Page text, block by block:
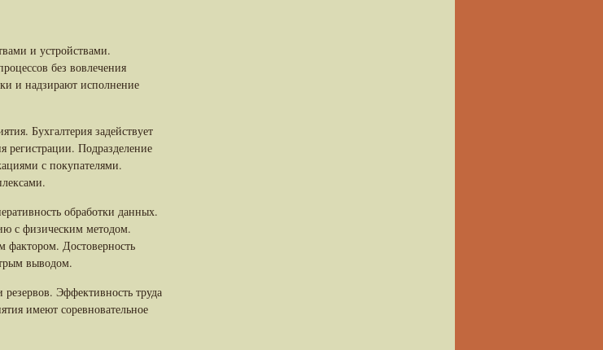
и устройствами.
без вовлечения
и надзирают исполнение
Бухгалтерия задействует
регистрации. Подразделение
с покупателями.
обработки данных.
с физическим методом.
фактором. Достоверность
выводом.
Эффективность труда
имеют соревновательное